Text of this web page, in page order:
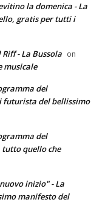
la domenica - La
gratis per tutti i
- La Bussola on
musicale
del
futurista del bellissimo
del
tutto quello che
inizio" - La
manifesto del